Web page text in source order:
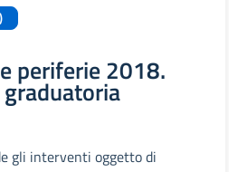
periferie 2018.
gli interventi oggetto di